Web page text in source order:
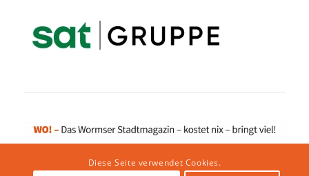
Diese Seite verwendet Cookies.